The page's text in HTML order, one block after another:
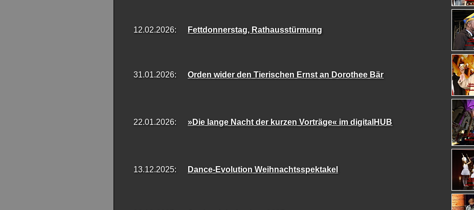
12.02.2026: Fettdonnerstag, Rathausstürmung
31.01.2026: Orden wider den Tierischen Ernst an Dorothee Bär
22.01.2026: »Die lange Nacht der kurzen Vorträge« im digitalHUB
13.12.2025: Dance-Evolution Weihnachtsspektakel